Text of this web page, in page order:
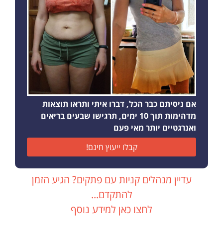
אם ניסיתם כבר הכל, דברו איתי ותראו תוצאות
מדהימות תוך 10 ימים, תרגישו שבעים בריאים
ואנרגטיים יותר מאי פעם
קבלו ייעוץ חינם!
עדיין מנהלים קניות עם פתקים? הגיע הזמן
להתקדם...
לחצו כאן למידע נוסף